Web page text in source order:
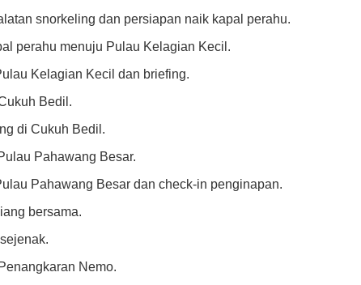
snorkeling dan persiapan naik kapal perahu.
perahu menuju Pulau Kelagian Kecil.
Kelagian Kecil dan briefing.
Bedil.
di Cukuh Bedil.
Pahawang Besar.
Pahawang Besar dan check-in penginapan.
bersama.
Nemo.